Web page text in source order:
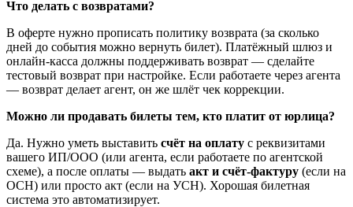
Что делать с возвратами?
В оферте нужно прописать политику возврата (за сколько
дней до события можно вернуть билет). Платёжный шлюз и
онлайн-касса должны поддерживать возврат — сделайте
тестовый возврат при настройке. Если работаете через агента
— возврат делает агент, он же шлёт чек коррекции.
Можно ли продавать билеты тем, кто платит от юрлица?
Да. Нужно уметь выставить счёт на оплату с реквизитами
вашего ИП/ООО (или агента, если работаете по агентской
схеме), а после оплаты — выдать акт и счёт-фактуру (если на
ОСН) или просто акт (если на УСН). Хорошая билетная
система это автоматизирует.